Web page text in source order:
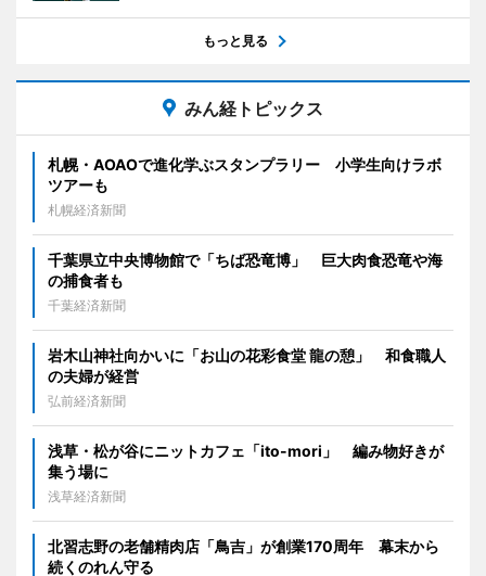
もっと見る
みん経トピックス
札幌・AOAOで進化学ぶスタンプラリー 小学生向けラボ
ツアーも
札幌経済新聞
千葉県立中央博物館で「ちば恐竜博」 巨大肉食恐竜や海
の捕食者も
千葉経済新聞
岩木山神社向かいに「お山の花彩食堂 龍の憩」 和食職人
の夫婦が経営
弘前経済新聞
浅草・松が谷にニットカフェ「ito-mori」 編み物好きが
集う場に
浅草経済新聞
北習志野の老舗精肉店「鳥吉」が創業170周年 幕末から
続くのれん守る